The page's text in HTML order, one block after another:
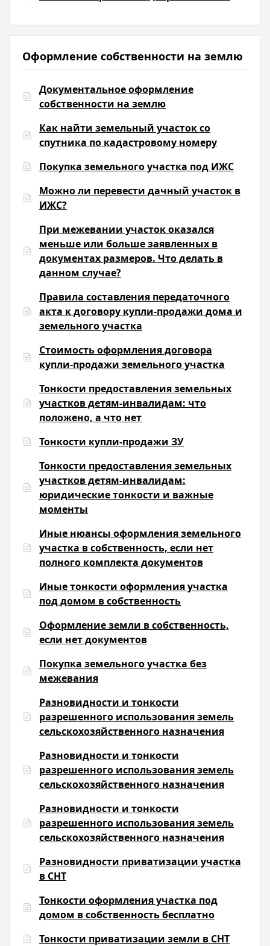
Оформление собственности на землю
Документальное оформление
собственности на землю
Как найти земельный участок со
спутника по кадастровому номеру
Покупка земельного участка под ИЖС
Можно ли перевести дачный участок в
ИЖС?
При межевании участок оказался
меньше или больше заявленных в
документах размеров. Что делать в
данном случае?
Правила составления передаточного
акта к договору купли-продажи дома и
земельного участка
Стоимость оформления договора
купли-продажи земельного участка
Тонкости предоставления земельных
участков детям-инвалидам: что
положено, а что нет
Тонкости купли-продажи ЗУ
Тонкости предоставления земельных
участков детям-инвалидам:
юридические тонкости и важные
моменты
Иные нюансы оформления земельного
участка в собственность, если нет
полного комплекта документов
Иные тонкости оформления участка
под домом в собственность
Оформление земли в собственность,
если нет документов
Покупка земельного участка без
межевания
Разновидности и тонкости
разрешенного использования земель
сельскохозяйственного назначения
Разновидности и тонкости
разрешенного использования земель
сельскохозяйственного назначения
Разновидности и тонкости
разрешенного использования земель
сельскохозяйственного назначения
Разновидности приватизации участка
в СНТ
Тонкости оформления участка под
домом в собственность бесплатно
Тонкости приватизации земли в СНТ